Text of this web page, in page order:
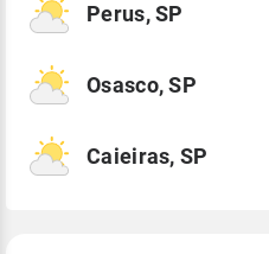
Perus, SP
Osasco, SP
Caieiras, SP